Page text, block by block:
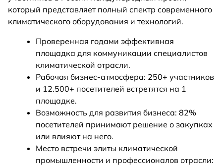
который представляет полный спектр современного
климатического оборудования и технологий.
Проверенная годами эффективная
площадка для коммуникации специалистов
климатической отрасли.
Рабочая бизнес-атмосфера: 250+ участников
и 12.500+ посетителей встретятся на 1
площадке.
Возможность для развития бизнеса: 82%
посетителей принимают решение о закупках
или влияют на него.
Место встречи элиты климатической
промышленности и профессионалов отрасли: